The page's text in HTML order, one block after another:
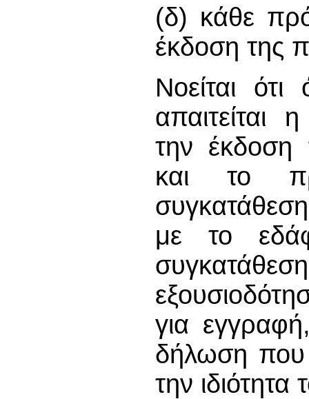
(δ) κάθε
έκδοση της
Νοείται
την έκδοση
και το
με το
για
δήλωση που
την